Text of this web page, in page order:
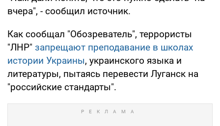
вчера", - сообщил источник.
Как сообщал "Обозреватель", террористы
"ЛНР" запрещают преподавание в школах
истории Украины, украинского языка и
литературы, пытаясь перевести Луганск на
"российские стандарты".